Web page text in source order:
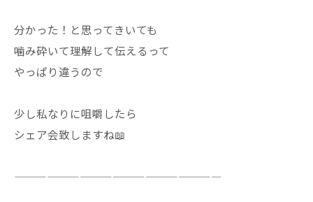
分かった！と思ってきいても
噛み砕いて理解して伝えるって
やっぱり違うので
少し私なりに咀嚼したら
シェア会致しますね📖
———————————————————